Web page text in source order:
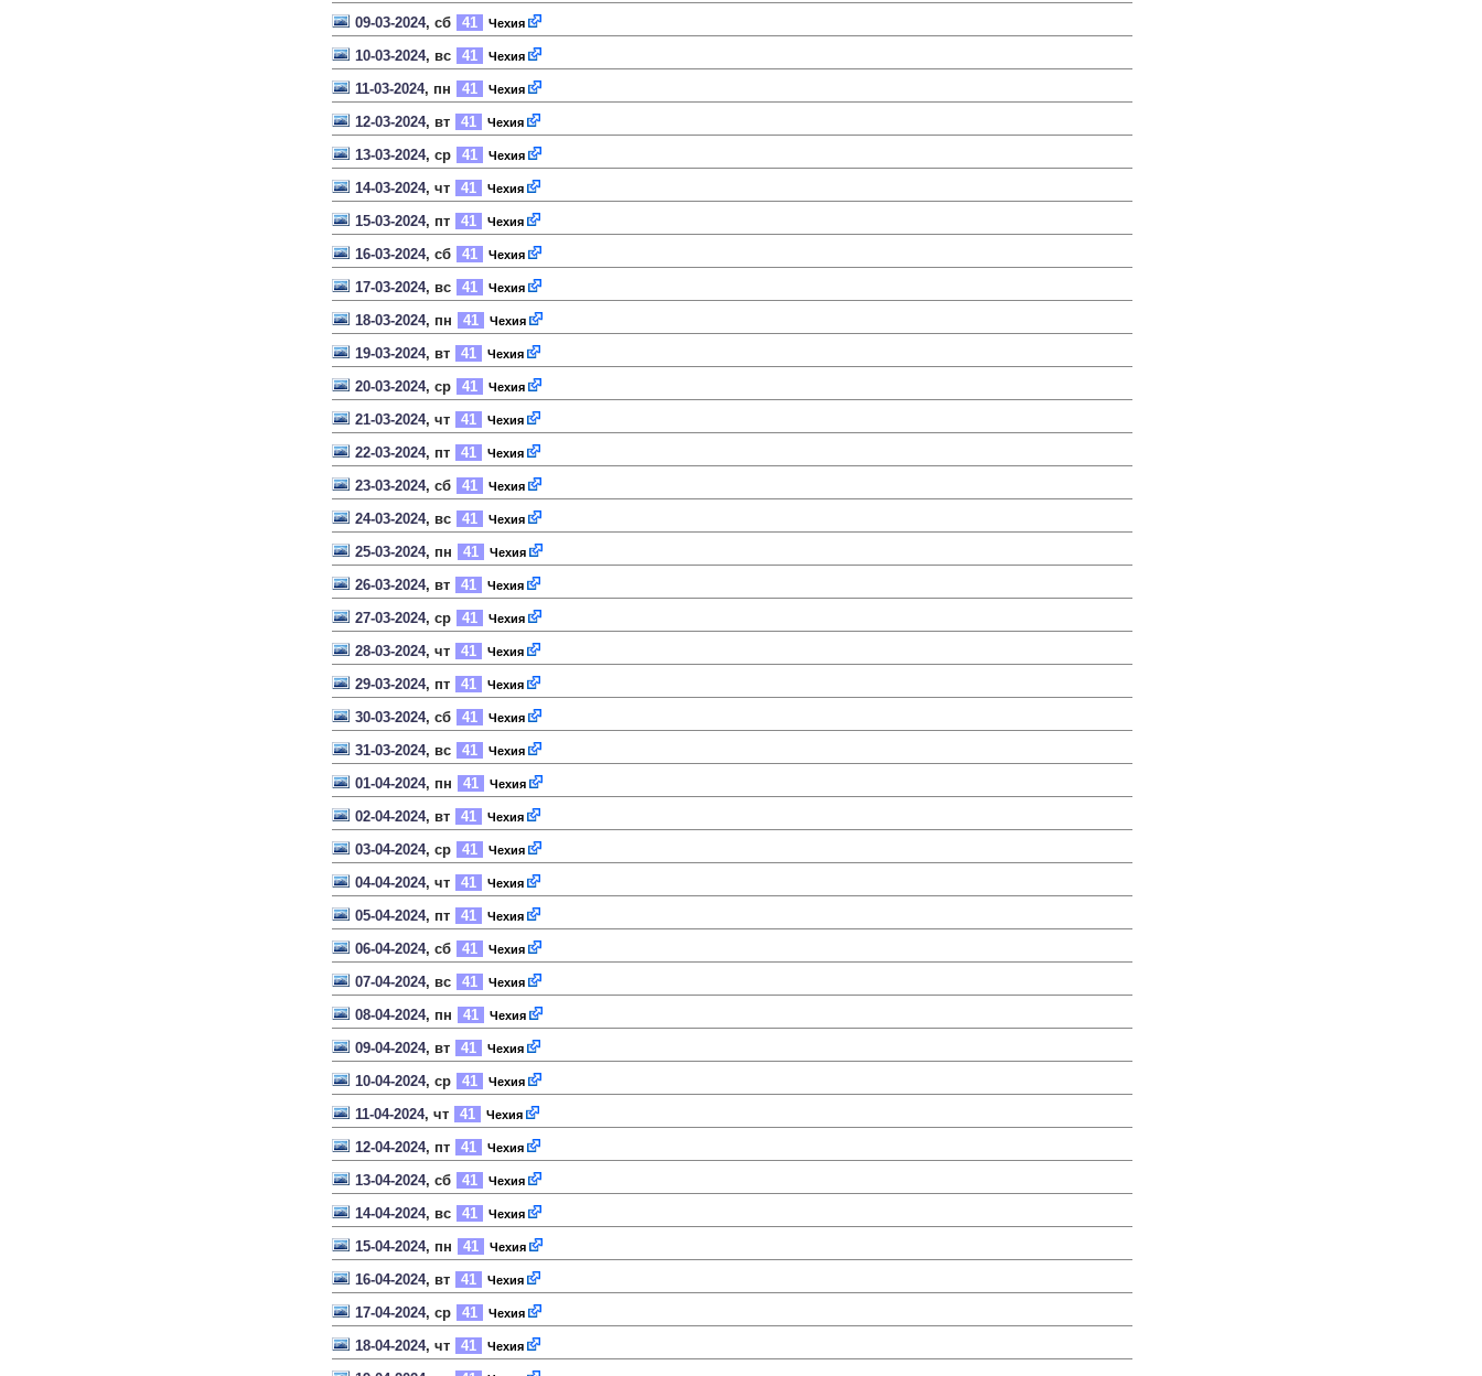
09-03-2024, сб 41 Чехия
10-03-2024, вс 41 Чехия
11-03-2024, пн 41 Чехия
12-03-2024, вт 41 Чехия
13-03-2024, ср 41 Чехия
14-03-2024, чт 41 Чехия
15-03-2024, пт 41 Чехия
16-03-2024, сб 41 Чехия
17-03-2024, вс 41 Чехия
18-03-2024, пн 41 Чехия
19-03-2024, вт 41 Чехия
20-03-2024, ср 41 Чехия
21-03-2024, чт 41 Чехия
22-03-2024, пт 41 Чехия
23-03-2024, сб 41 Чехия
24-03-2024, вс 41 Чехия
25-03-2024, пн 41 Чехия
26-03-2024, вт 41 Чехия
27-03-2024, ср 41 Чехия
28-03-2024, чт 41 Чехия
29-03-2024, пт 41 Чехия
30-03-2024, сб 41 Чехия
31-03-2024, вс 41 Чехия
01-04-2024, пн 41 Чехия
02-04-2024, вт 41 Чехия
03-04-2024, ср 41 Чехия
04-04-2024, чт 41 Чехия
05-04-2024, пт 41 Чехия
06-04-2024, сб 41 Чехия
07-04-2024, вс 41 Чехия
08-04-2024, пн 41 Чехия
09-04-2024, вт 41 Чехия
10-04-2024, ср 41 Чехия
11-04-2024, чт 41 Чехия
12-04-2024, пт 41 Чехия
13-04-2024, сб 41 Чехия
14-04-2024, вс 41 Чехия
15-04-2024, пн 41 Чехия
16-04-2024, вт 41 Чехия
17-04-2024, ср 41 Чехия
18-04-2024, чт 41 Чехия